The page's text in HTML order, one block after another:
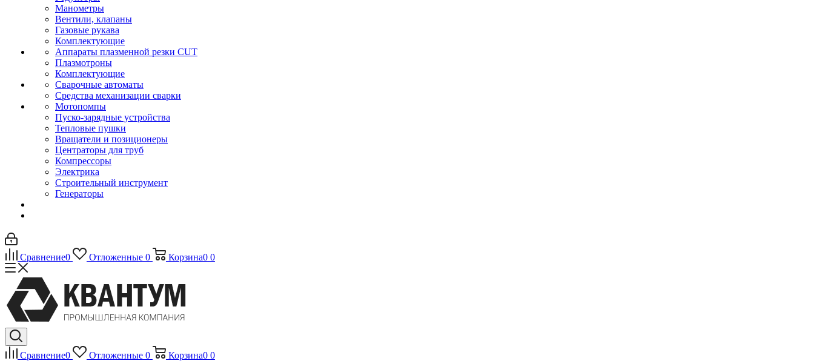
Манометры
Вентили, клапаны
Газовые рукава
Комплектующие
Аппараты плазменной резки CUT
Плазмотроны
Комплектующие
Сварочные автоматы
Средства механизации сварки
Мотопомпы
Пуско-зарядные устройства
Тепловые пушки
Вращатели и позиционеры
Центраторы для труб
Компрессоры
Электрика
Строительный инструмент
Генераторы
Сравнение0 Отложенные 0 Корзина0 0
Сравнение0 Отложенные 0 Корзина0 0